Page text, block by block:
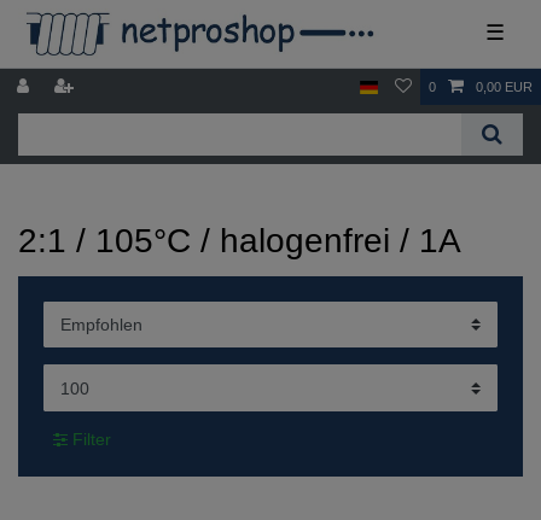
☰
0 0,00 EUR
2:1 / 105°C / halogenfrei / 1A
Filter